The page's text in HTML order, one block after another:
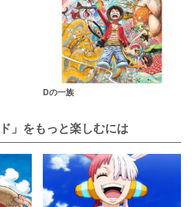
Dの一族
」をもっと楽しむには